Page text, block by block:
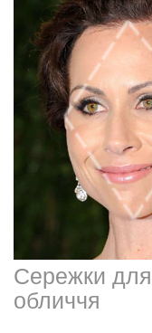
Сережки
обличчя